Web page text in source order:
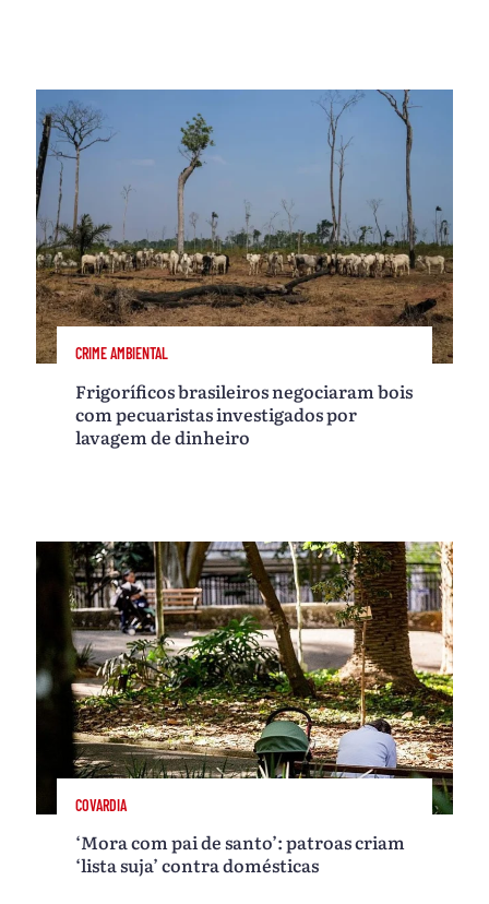
CRIME AMBIENTAL
Frigoríficos brasileiros negociaram bois
com pecuaristas investigados por
lavagem de dinheiro
COVARDIA
‘Mora com pai de santo’: patroas criam
‘lista suja’ contra domésticas